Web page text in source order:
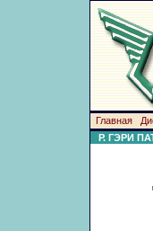
Главная
Р. ГЭРИ